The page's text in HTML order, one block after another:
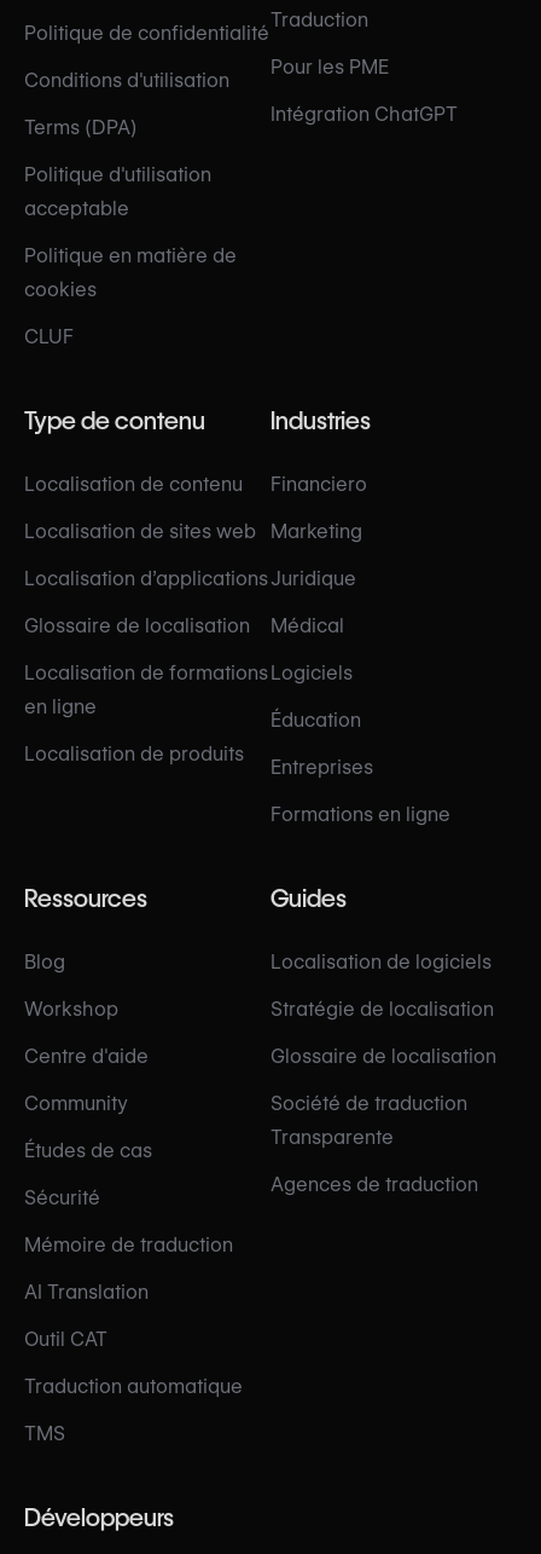
Politique de confidentialité
Conditions d'utilisation
Terms (DPA)
Politique d'utilisation
acceptable
Politique en matière de
cookies
CLUF
Traduction
Pour les PME
Intégration ChatGPT
Type de contenu
Localisation de contenu
Localisation de sites web
Localisation d’applications
Glossaire de localisation
Localisation de formations
en ligne
Localisation de produits
Industries
Financiero
Marketing
Juridique
Médical
Logiciels
Éducation
Entreprises
Formations en ligne
Ressources
Blog
Workshop
Centre d'aide
Community
Études de cas
Sécurité
Mémoire de traduction
AI Translation
Outil CAT
Traduction automatique
TMS
Guides
Localisation de logiciels
Stratégie de localisation
Glossaire de localisation
Société de traduction
Transparente
Agences de traduction
Développeurs